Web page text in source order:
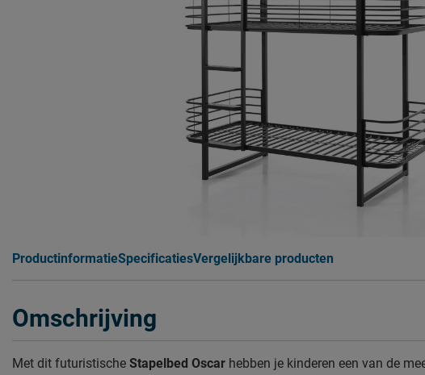
ProductinformatieSpecificatiesVergelijkbare producten
Omschrijving
Met dit futuristische Stapelbed Oscar hebben je kinderen een van de